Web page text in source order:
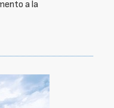
a la